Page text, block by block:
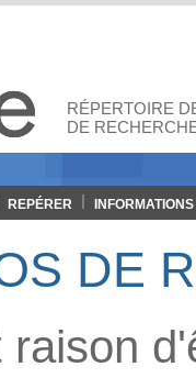
RÉPERTOIRE
DE
REPÉRER INFORMATIONS
DE
raison